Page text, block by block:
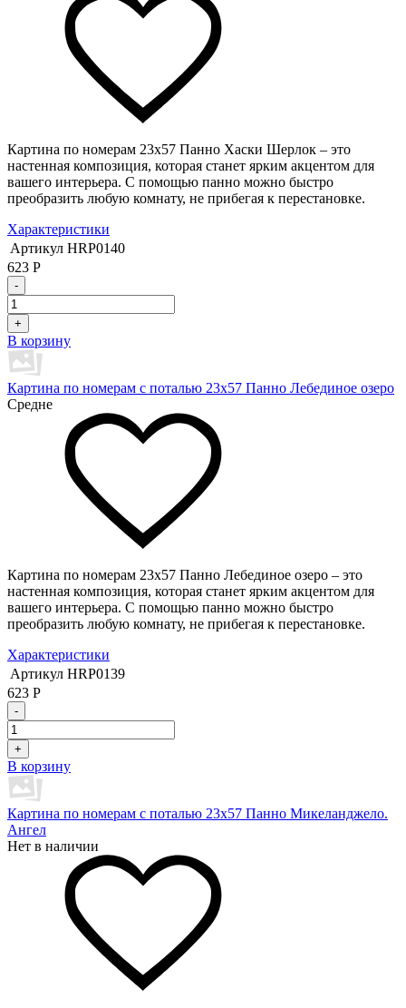
Картина по номерам 23х57 Панно Хаски Шерлок – это
настенная композиция, которая станет ярким акцентом для
вашего интерьера. С помощью панно можно быстро
преобразить любую комнату, не прибегая к перестановке.
Характеристики
Артикул HRP0140
623 Р
-
+
В корзину
Картина по номерам с поталью 23х57 Панно Лебединое озеро
Средне
Картина по номерам 23х57 Панно Лебединое озеро – это
настенная композиция, которая станет ярким акцентом для
вашего интерьера. С помощью панно можно быстро
преобразить любую комнату, не прибегая к перестановке.
Характеристики
Артикул HRP0139
623 Р
-
+
В корзину
Картина по номерам с поталью 23х57 Панно Микеланджело.
Ангел
Нет в наличии